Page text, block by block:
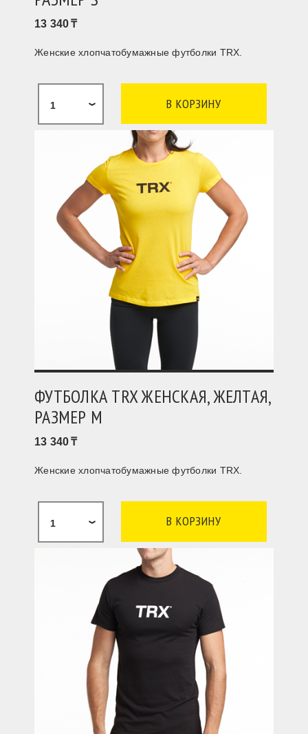
13 340
Женские хлопчатобумажные футболки TRX.
1
ФУТБОЛКА TRX ЖЕНСКАЯ, ЖЕЛТАЯ,
РАЗМЕР М
13 340
Женские хлопчатобумажные футболки TRX.
1